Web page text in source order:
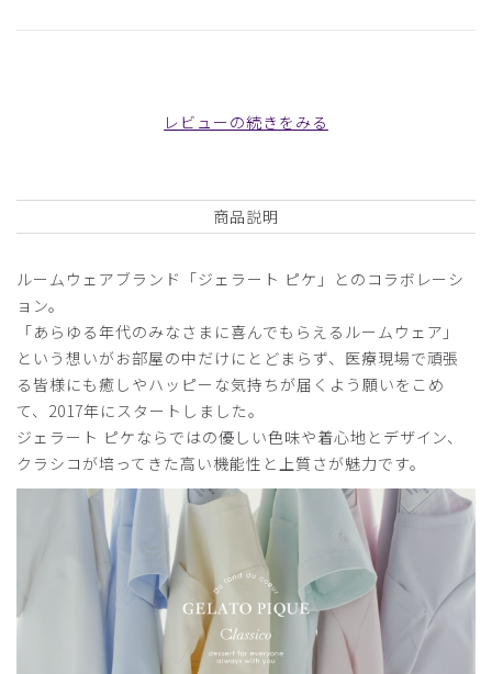
商品：633ジェラート ピケ&クラシコ 白衣:フォーライ
ンスリーブワンピース/ミント/L
役に立った 0
購入確認済み
50代 151-155cm 体重:
着ていて楽に動けます
最近のワンピースタイプは体にそったラインの物が多く年齢
的にも伸縮性があっても抵抗感があったのですが椅子に座っ
たり立ち上がってたりが多いクリニックでの仕事ですとこの
レビューの続きをみる
商品説明
ルームウェアブランド「ジェラート ピケ」とのコラボレーシ
ョン。
「あらゆる年代のみなさまに喜んでもらえるルームウェア」
という想いがお部屋の中だけにとどまらず、医療現場で頑張
る皆様にも癒しやハッピーな気持ちが届くよう願いをこめ
て、2017年にスタートしました。
ジェラート ピケならではの優しい色味や着心地とデザイン、
クラシコが培ってきた高い機能性と上質さが魅力です。